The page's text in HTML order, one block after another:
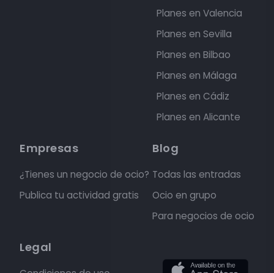
Planes en Valencia
Planes en Sevilla
Planes en Bilbao
Planes en Málaga
Planes en Cádiz
Planes en Alicante
Empresas
¿Tienes un negocio de ocio?
Publica tu actividad gratis
Blog
Todas las entradas
Ocio en grupo
Para negocios de ocio
Legal